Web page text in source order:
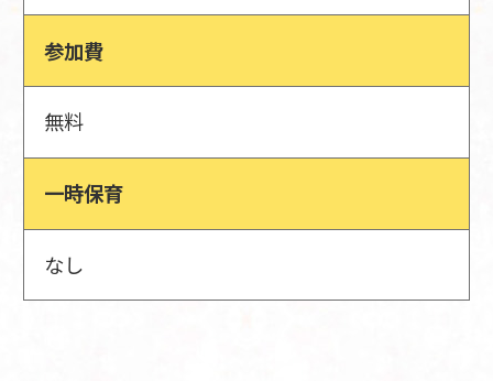
参加費
無料
一時保育
なし